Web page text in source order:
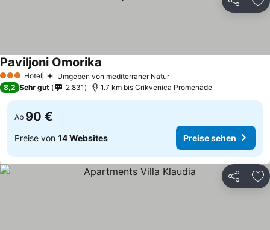
Teilen
3 SterneHotel Umgeben von mediterraner Natur
Paviljoni Omorika
8,2 Sehr gut 2.831 1.7 km bis Crikvenica Promenade
Ab 90 €
Preise von 14 Websites Preise sehen
Teilen